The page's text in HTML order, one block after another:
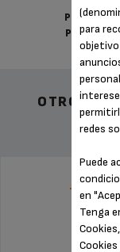
POLÍTICA
OTROS
TARIFA
para
objetivo
redes
Puede
en
Tenga